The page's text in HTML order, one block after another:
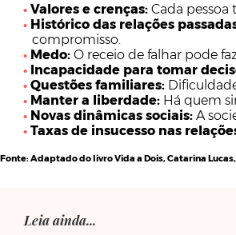
Valores e crenças:Cada pessoa
Histórico das relações
compromisso.
Medo:O receio de falhar pode
Incapacidade para tomar
Questões familiares:
Manter a liberdade:Há quem
Novas dinâmicas sociais:A
Taxas de insucesso nas
Fonte: Adaptado do livro Vida a Dois, Catarina
Leia ainda...